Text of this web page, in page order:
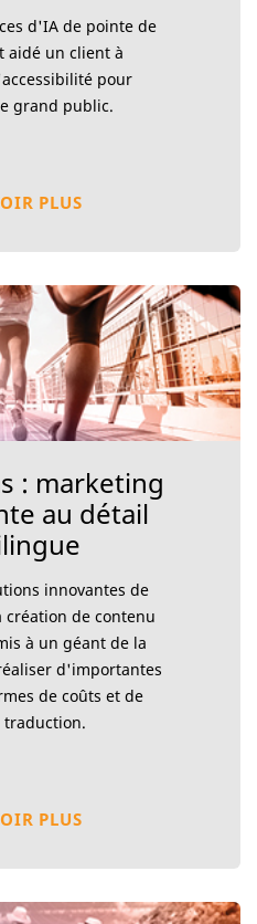
d'IA de pointe de
aidé un client à
pour
grand public.
PLUS
: marketing
au détail
innovantes de
de contenu
à un géant de la
d'importantes
de coûts et de
traduction.
PLUS